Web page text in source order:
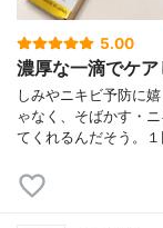
5.00
濃厚な一滴でケア
しみやニキビ予防に
ゃなく、そばかす・
てくれるんだそう。